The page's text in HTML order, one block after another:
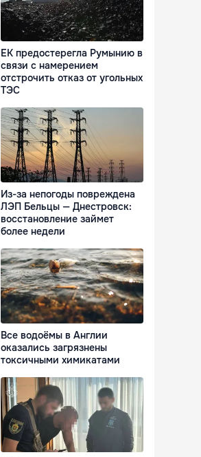
ЕК предостерегла Румынию в
связи с намерением
отстрочить отказ от угольных
ТЭС
Из-за непогоды повреждена
ЛЭП Бельцы — Днестровск:
восстановление займет
более недели
Все водоёмы в Англии
оказались загрязнены
токсичными химикатами